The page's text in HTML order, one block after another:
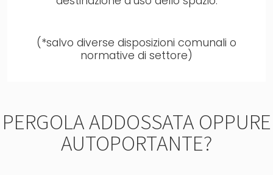
(*salvo diverse disposizioni comunali o
normative di settore)
PERGOLA ADDOSSATA OPPURE
AUTOPORTANTE?